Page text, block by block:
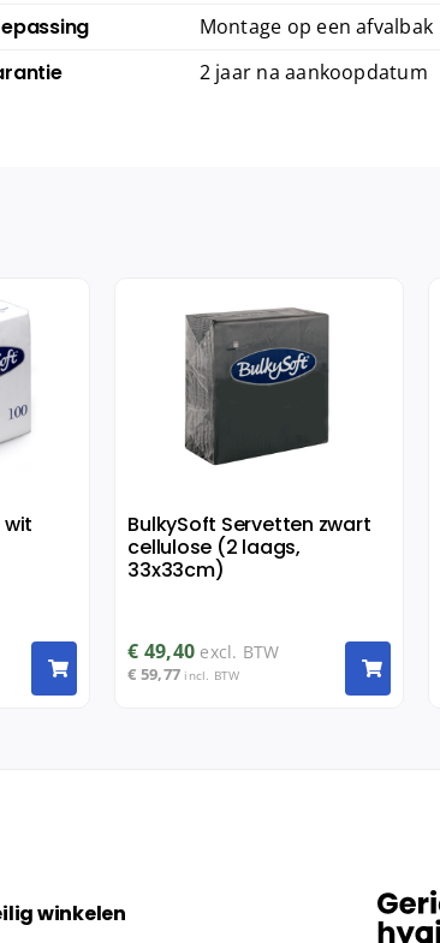
Montage op een afvalbak
2 jaar na aankoopdatum
wit
BulkySoft Servetten zwart
cellulose (2 laags,
33x33cm)
€ 49,40 excl. BTW
€ 59,77 incl. BTW
winkelen